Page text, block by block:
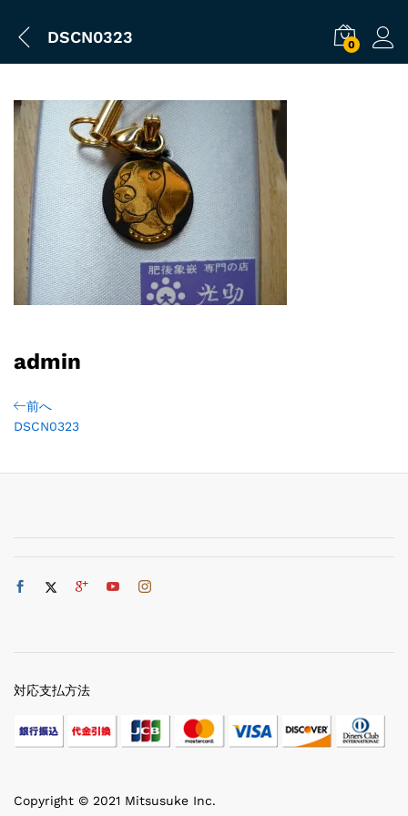
DSCN0323 0
admin
前へ
DSCN0323
Copyright © 2021 Mitsusuke Inc.
対応支払方法